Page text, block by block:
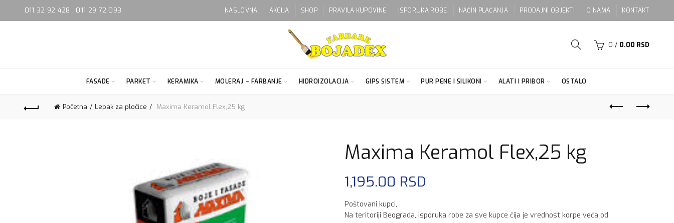
011 32 92 428 , 011 29 72 093 NASLOVNA AKCIJA SHOP PRAVILA KUPOVINE ISPORUKA ROBE NAČIN PLAĆANJA PRODAJNI OBJEKTI O NAMA KONTAKT
0 / 0.00 RSD
FASADE PARKET KERAMIKA MOLERAJ – FARBANJE HIDROIZOLACIJA GIPS SISTEM PUR PENE I SILIKONI ALATI I PRIBOR OSTALO
Početna Lepak za pločice Maxima Keramol Flex,25 kg
Maxima Keramol Flex,25 kg
1,195.00 RSD
Poštovani kupci,
Na teritoriji Beograda, isporuka robe za sve kupce čija je vrednost korpe veća od